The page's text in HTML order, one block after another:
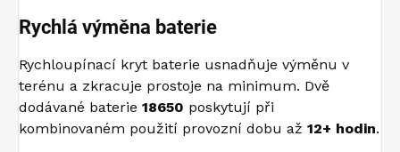
Rychlá výměna baterie
Rychloupínací kryt baterie usnadňuje výměnu v
terénu a zkracuje prostoje na minimum. Dvě
dodávané baterie 18650 poskytují při
kombinovaném použití provozní dobu až 12+ hodin.